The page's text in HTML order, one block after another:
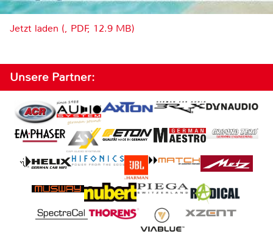
Jetzt laden (, PDF, 12.9 MB)
Unsere Partner: